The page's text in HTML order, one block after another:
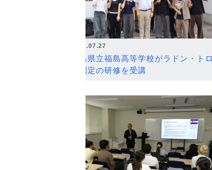
2026.07.27
福島県立福島高等学校がラドン・トロ
ン測定の研修を受講